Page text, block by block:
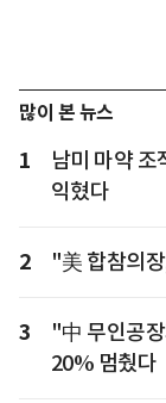
많이 본 뉴스
1
남미 마약
익혔다
2 "美 합참의
3
"中 무인공
20% 멈췄다